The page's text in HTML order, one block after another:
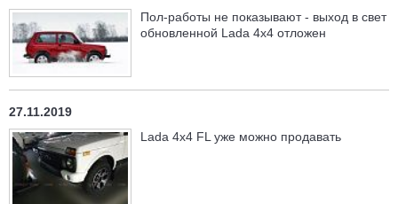
Пол-работы не показывают - выход в свет
обновленной Lada 4x4 отложен
27.11.2019
Lada 4x4 FL уже можно продавать